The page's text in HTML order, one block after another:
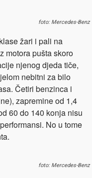
foto: Mercedes-Benz
žari i pali na
motora pušta skoro
njenog djeda tiče,
nebitni za bilo
Četiri benzinca i
zapremine od 1,4
60 do 140 konja nisu
No u tome
foto: Mercedes-Benz